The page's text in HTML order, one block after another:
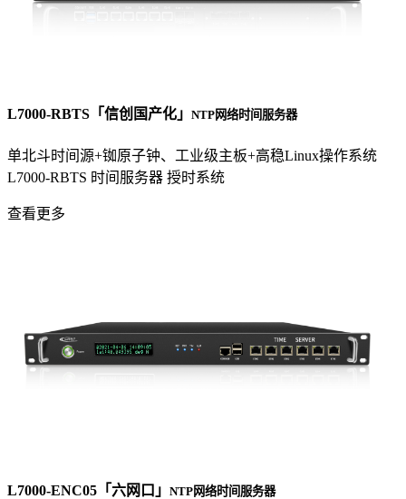
L7000-RBTS「信创国产化」 NTP网络时间服务器
单北斗时间源+铷原子钟、工业级主板+高稳Linux操作系统
L7000-RBTS 时间服务器 授时系统
查看更多
L7000-ENC05「六网口」 NTP网络时间服务器